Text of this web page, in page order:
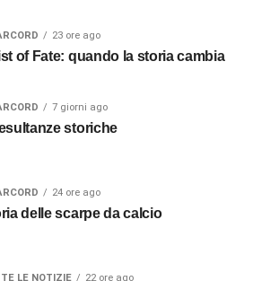
23 ore ago
of Fate: quando la storia cambia
7 giorni ago
storiche
24 ore ago
delle scarpe da calcio
LE NOTIZIE 22 ore ago